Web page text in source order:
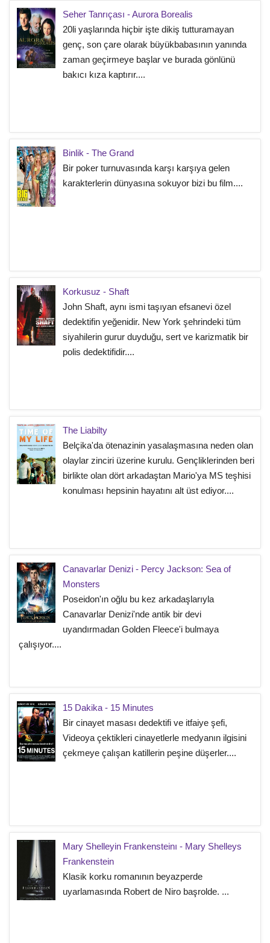
Seher Tanrıçası - Aurora Borealis
20li yaşlarında hiçbir işte dikiş tutturamayan
genç, son çare olarak büyükbabasının yanında
zaman geçirmeye başlar ve burada gönlünü
bakıcı kıza kaptırır....
Binlik - The Grand
Bir poker turnuvasında karşı karşıya gelen
karakterlerin dünyasına sokuyor bizi bu film....
Korkusuz - Shaft
John Shaft, aynı ismi taşıyan efsanevi özel
dedektifin yeğenidir. New York şehrindeki tüm
siyahilerin gurur duyduğu, sert ve karizmatik bir
polis dedektifidir....
The Liabilty
Belçika'da ötenazinin yasalaşmasına neden olan
olaylar zinciri üzerine kurulu. Gençliklerinden beri
birlikte olan dört arkadaştan Mario'ya MS teşhisi
konulması hepsinin hayatını alt üst ediyor....
Canavarlar Denizi - Percy Jackson: Sea of
Monsters
Poseidon'ın oğlu bu kez arkadaşlarıyla
Canavarlar Denizi'nde antik bir devi
uyandırmadan Golden Fleece'i bulmaya
çalışıyor....
15 Dakika - 15 Minutes
Bir cinayet masası dedektifi ve itfaiye şefi,
Videoya çektikleri cinayetlerle medyanın ilgisini
çekmeye çalışan katillerin peşine düşerler....
Mary Shelleyin Frankensteinı - Mary Shelleys
Frankenstein
Klasik korku romanının beyazperde
uyarlamasında Robert de Niro başrolde. ...